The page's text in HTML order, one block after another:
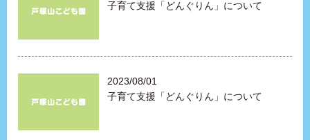
子育て支援「どんぐりん」について
2023/08/01
子育て支援「どんぐりん」について